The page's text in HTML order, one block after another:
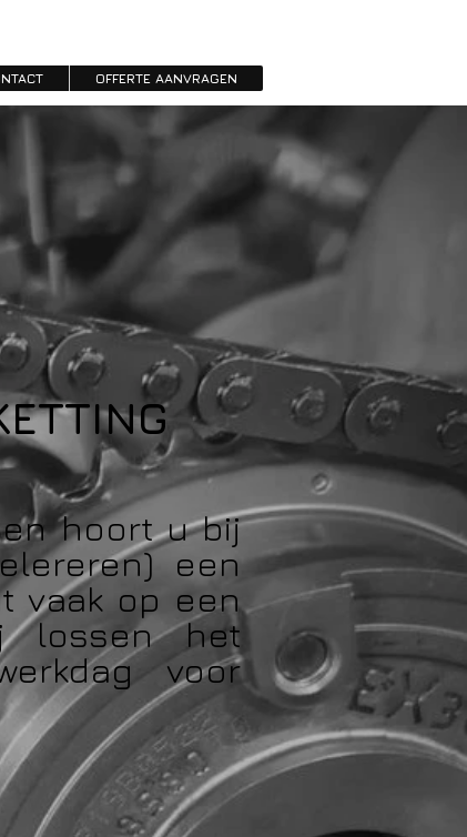
hoort u bij
een
vaak op een
lossen het
voor
OFFERTE AANVRAGEN